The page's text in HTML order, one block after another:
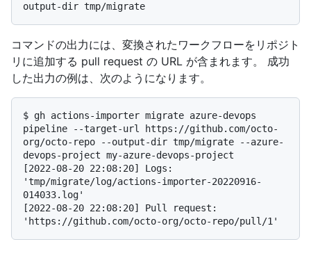
コマンドの出力には、変換されたワークフローをリポジト
リに追加する pull request の URL が含まれます。 成功
した出力の例は、次のようになります。
$ gh actions-importer migrate azure-devops
pipeline --target-url https://github.com/octo-
org/octo-repo --output-dir tmp/migrate --azure-
devops-project my-azure-devops-project
[2022-08-20 22:08:20] Logs:
'tmp/migrate/log/actions-importer-20220916-
014033.log'
[2022-08-20 22:08:20] Pull request: